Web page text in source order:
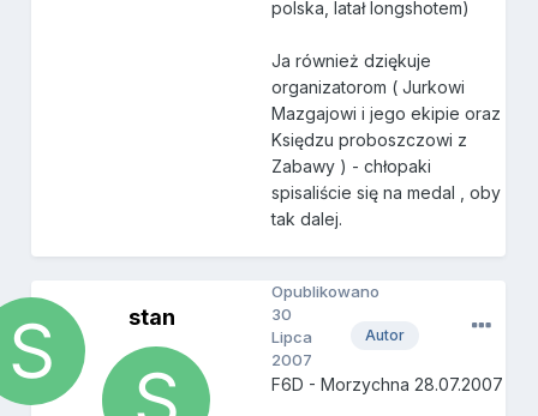
polska, latał longshotem)
Ja również dziękuje
organizatorom ( Jurkowi
Mazgajowi i jego ekipie oraz
Księdzu proboszczowi z
Zabawy ) - chłopaki
spisaliście się na medal , oby
tak dalej.
stan
Autor
Opublikowano
30
Lipca
2007
F6D - Morzychna 28.07.2007